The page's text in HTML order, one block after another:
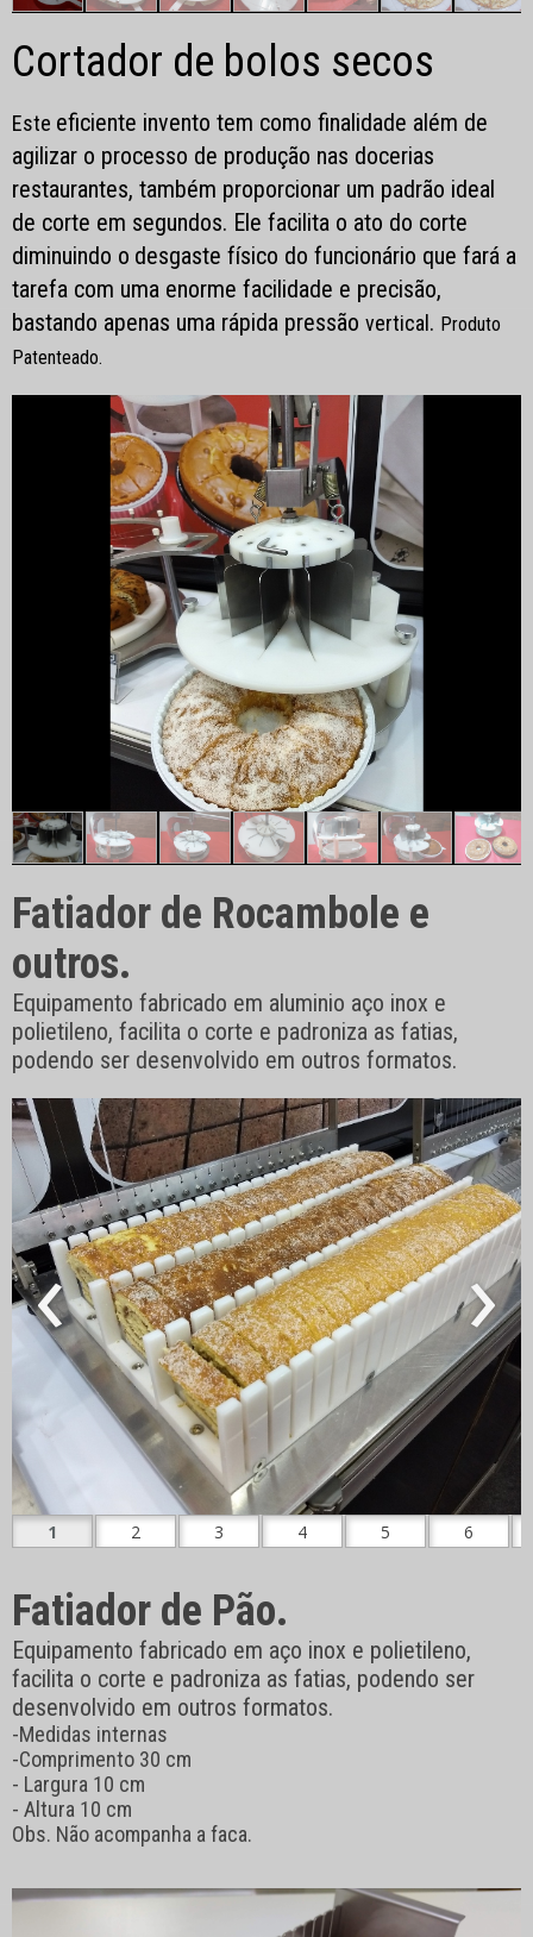
Cortador de bolos secos
Este eficiente invento tem como finalidade além de
agilizar o processo de produção nas docerias
restaurantes, também proporcionar um padrão ideal
de corte em segundos. Ele facilita o ato do corte
diminuindo o desgaste físico do funcionário que fará a
tarefa com uma enorme facilidade e precisão,
bastando apenas uma rápida pressão vertical . Produto
Patenteado.
Fatiador de Rocambole e
outros.
Equipamento fabricado em aluminio aço inox e
polietileno, facilita o corte e padroniza as fatias,
podendo ser desenvolvido em outros formatos.
‹ ›
Fatiador de Pão.
Equipamento fabricado em aço inox e polietileno,
facilita o corte e padroniza as fatias, podendo ser
desenvolvido em outros formatos.
-Medidas internas
-Comprimento 30 cm
- Largura 10 cm
- Altura 10 cm
Obs. Não acompanha a faca.